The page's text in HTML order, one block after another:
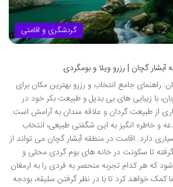
گردشگری و اقامتی
آبشار گچان | رزرو ویلا و بومگردی
راهنمای جامع انتخاب و رزرو بهترین مکان برای
با زیبایی های بی بدیل و طبیعت بکر خود در
از طبیعت گردان و علاقه مندان به آرامش است.
و خاطره انگیز به این شگفتی طبیعی، انتخاب
دارد. اقامت در منطقه آبشار گچان می تواند از
تا سکونت در خانه های بوم گردی محلی و
که هر کدام تجربه منحصر به فردی را به ارمغان
کمک خواهد کرد تا با در نظر گرفتن سلیقه، بودجه